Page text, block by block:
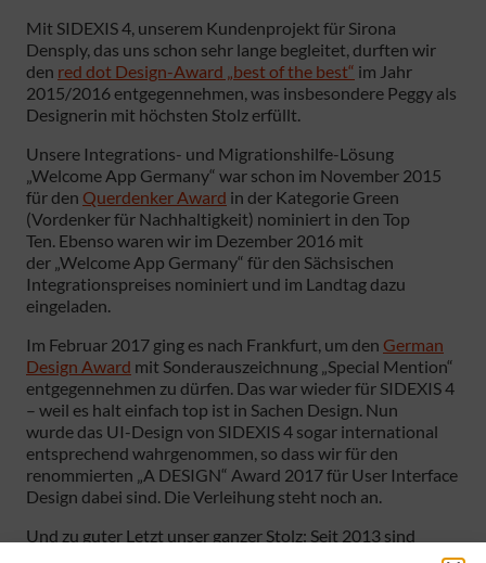
Mit SIDEXIS 4, unserem Kundenprojekt für Sirona
Densply, das uns schon sehr lange begleitet, durften wir
den red dot Design-Award „best of the best“ im Jahr
2015/2016 entgegennehmen, was insbesondere Peggy als
Designerin mit höchsten Stolz erfüllt.
Unsere Integrations- und Migrationshilfe-Lösung
„Welcome App Germany“ war schon im November 2015
für den Querdenker Award in der Kategorie Green
(Vordenker für Nachhaltigkeit) nominiert in den Top
Ten. Ebenso waren wir im Dezember 2016 mit
der „Welcome App Germany“ für den Sächsischen
Integrationspreises nominiert und im Landtag dazu
eingeladen.
Im Februar 2017 ging es nach Frankfurt, um den German
Design Award mit Sonderauszeichnung „Special Mention“
entgegennehmen zu dürfen. Das war wieder für SIDEXIS 4
– weil es halt einfach top ist in Sachen Design. Nun
wurde das UI-Design von SIDEXIS 4 sogar international
entsprechend wahrgenommen, so dass wir für den
renommierten „A DESIGN“ Award 2017 für User Interface
Design dabei sind. Die Verleihung steht noch an.
Und zu guter Letzt unser ganzer Stolz: Seit 2013 sind